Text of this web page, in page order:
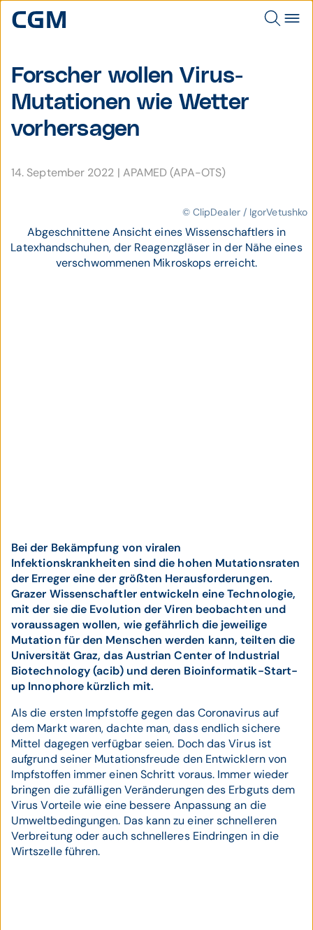
Forscher wollen Virus-
Muta­tionen wie Wetter
vorher­sagen
14. September 2022 | APAMED (APA-OTS)
© ClipDealer / IgorVetushko
Abgeschnittene Ansicht eines Wissenschaftlers in
Latexhandschuhen, der Reagenzgläser in der Nähe eines
verschwommenen Mikroskops erreicht.
Bei der Bekämpfung von viralen
Infektionskrankheiten sind die hohen Mutationsraten
der Erreger eine der größten Herausforderungen.
Grazer Wissenschaftler entwickeln eine Technologie,
mit der sie die Evolution der Viren beobachten und
voraussagen wollen, wie gefährlich die jeweilige
Mutation für den Menschen werden kann, teilten die
Universität Graz, das Austrian Center of Industrial
Biotechnology (acib) und deren Bioinformatik-Start-
up Innophore kürzlich mit.
Als die ersten Impfstoffe gegen das Coronavirus auf
dem Markt waren, dachte man, dass endlich sichere
Mittel dagegen verfügbar seien. Doch das Virus ist
aufgrund seiner Mutationsfreude den Entwicklern von
Impfstoffen immer einen Schritt voraus. Immer wieder
bringen die zufälligen Veränderungen des Erbguts dem
Virus Vorteile wie eine bessere Anpassung an die
Umweltbedingungen. Das kann zu einer schnelleren
Verbreitung oder auch schnelleres Eindringen in die
Wirtszelle führen.